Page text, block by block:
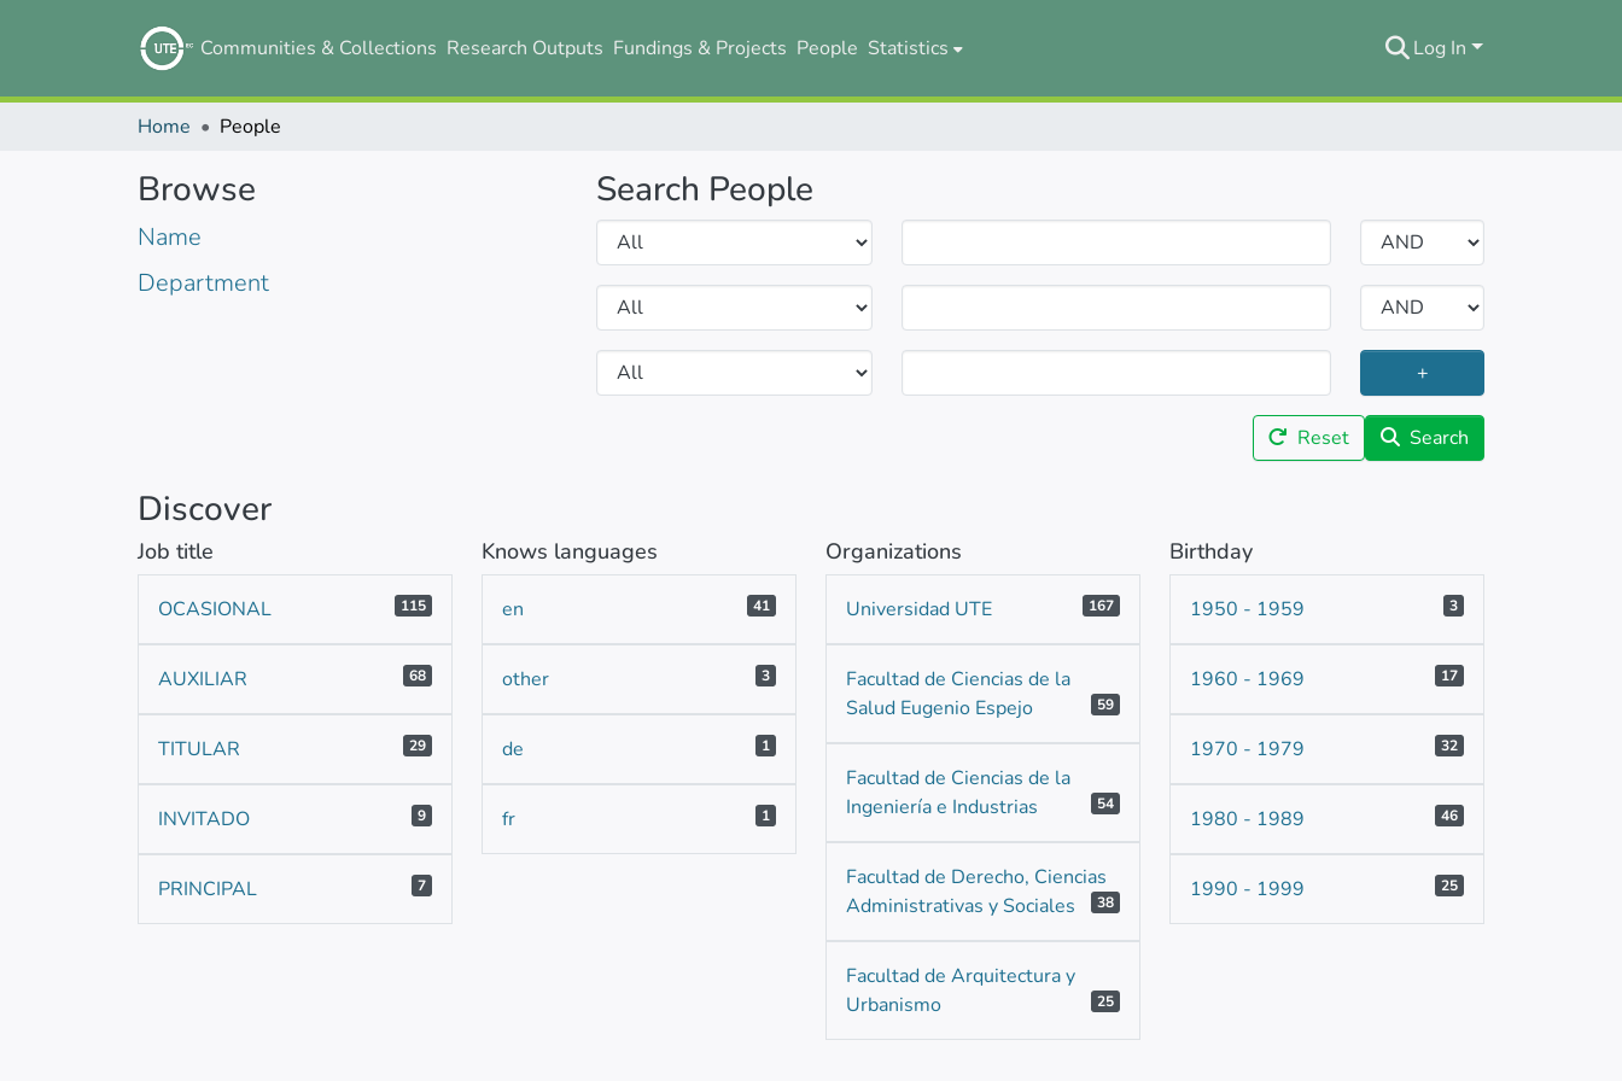
Communities & Collections Research Outputs Fundings & Projects People Statistics Log In
Home People
Browse
Name
Department
Search People
+
Reset Search
Discover
Job title
OCASIONAL 115
AUXILIAR 68
TITULAR 29
INVITADO 9
PRINCIPAL 7
Knows languages
en 41
other 3
de 1
fr 1
Organizations
Universidad UTE 167
Facultad de Ciencias de la
Salud Eugenio Espejo
59
Facultad de Ciencias de la
Ingeniería e Industrias
54
Facultad de Derecho, Ciencias
Administrativas y Sociales
38
Facultad de Arquitectura y
Urbanismo
25
Birthday
1950 - 1959 3
1960 - 1969 17
1970 - 1979 32
1980 - 1989 46
1990 - 1999 25